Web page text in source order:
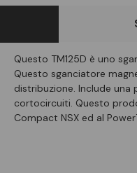
Questo TM125D è uno
Questo sganciatore
distribuzione. Include
cortocircuiti. Questo
Compact NSX ed al